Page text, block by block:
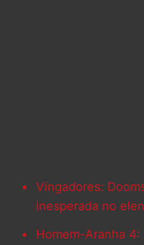
Vingadores:
inesperada no
Homem-Aranha